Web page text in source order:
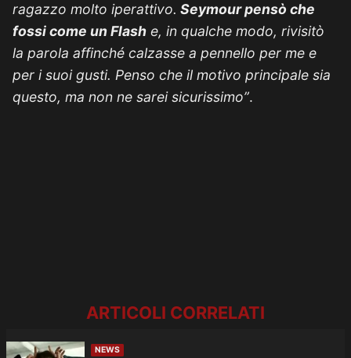
ragazzo molto iperattivo. Seymour pensò che
fossi come un Flash e, in qualche modo, rivisitò
la parola affinché calzasse a pennello per me e
per i suoi gusti. Penso che il motivo principale sia
questo, ma non ne sarei sicurissimo”.
ARTICOLI CORRELATI
NEWS